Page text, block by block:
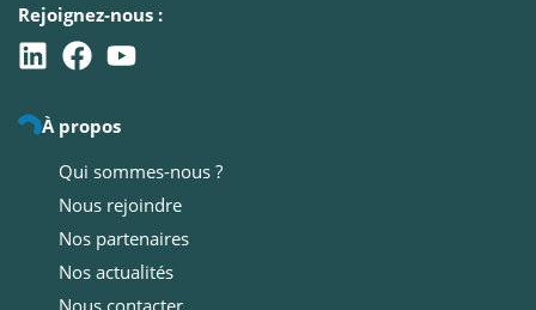
Rejoignez-nous :
À propos
Qui sommes-nous ?
Nous rejoindre
Nos partenaires
Nos actualités
Nous contacter